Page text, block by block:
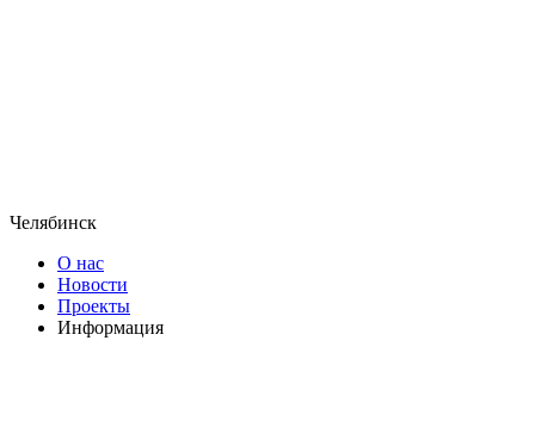
Челябинск
О нас
Новости
Проекты
Информация